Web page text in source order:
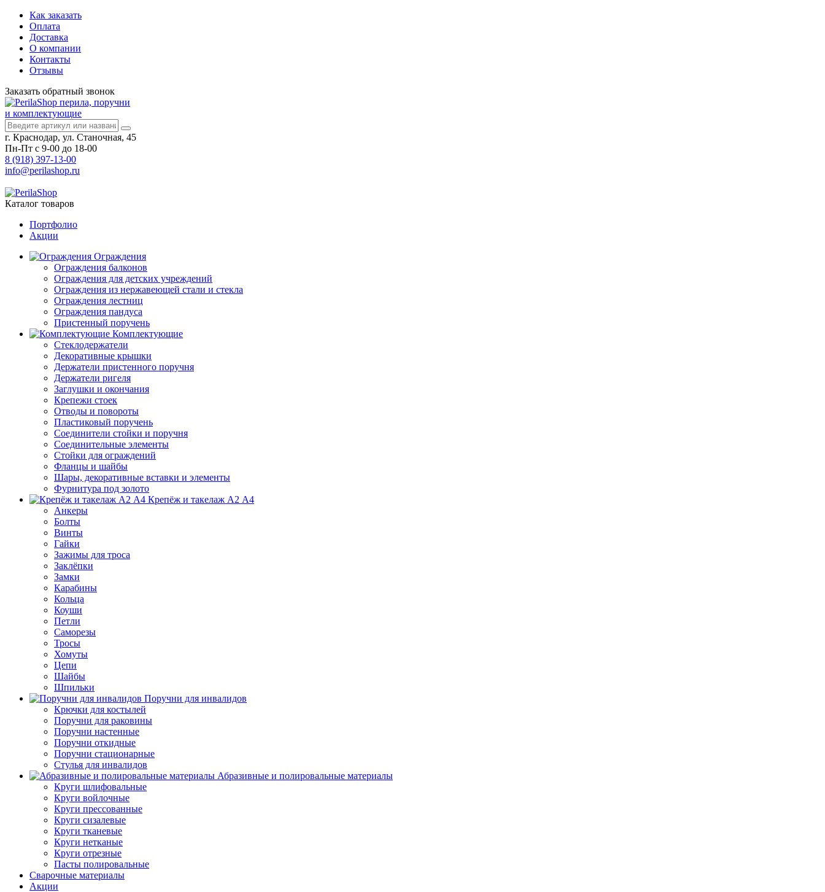
Как заказать
Оплата
Доставка
О компании
Контакты
Отзывы
Заказать обратный звонок
перила, поручни
и комплектующие
г. Краснодар, ул. Станочная, 45
Пн-Пт с 9-00 до 18-00
8 (918) 397-13-00
info@perilashop.ru
Каталог товаров
Портфолио
Акции
Ограждения
Ограждения балконов
Ограждения для детских учреждений
Ограждения из нержавеющей стали и стекла
Ограждения лестниц
Ограждения пандуса
Пристенный поручень
Комплектующие
Стеклодержатели
Декоративные крышки
Держатели пристенного поручня
Держатели ригеля
Заглушки и окончания
Крепежи стоек
Отводы и повороты
Пластиковый поручень
Соединители стойки и поручня
Соединительные элементы
Стойки для ограждений
Фланцы и шайбы
Шары, декоративные вставки и элементы
Фурнитура под золото
Крепёж и такелаж А2 А4
Анкеры
Болты
Винты
Гайки
Зажимы для троса
Заклёпки
Замки
Карабины
Кольца
Коуши
Петли
Саморезы
Тросы
Хомуты
Цепи
Шайбы
Шпильки
Поручни для инвалидов
Крючки для костылей
Поручни для раковины
Поручни настенные
Поручни откидные
Поручни стационарные
Стулья для инвалидов
Абразивные и полировальные материалы
Круги шлифовальные
Круги войлочные
Круги прессованные
Круги сизалевые
Круги тканевые
Круги нетканые
Круги отрезные
Пасты полировальные
Сварочные материалы
Акции